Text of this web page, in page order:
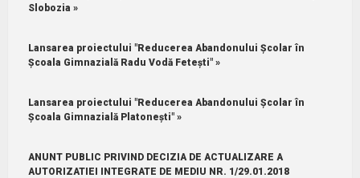
Slobozia »
Lansarea proiectului "Reducerea Abandonului Școlar în
Școala Gimnazială Radu Vodă Fetești" »
Lansarea proiectului "Reducerea Abandonului Școlar în
Școala Gimnazială Platonești" »
ANUNT PUBLIC PRIVIND DECIZIA DE ACTUALIZARE A
AUTORIZATIEI INTEGRATE DE MEDIU NR. 1/29.01.2018